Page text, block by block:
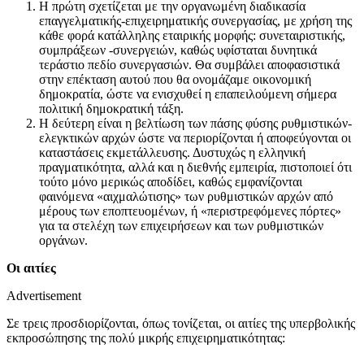
Η πρώτη σχετίζεται με την οργανωμένη διαδικασία
επαγγελματικής-επιχειρηματικής συνεργασίας, με χρήση της
κάθε φορά κατάλληλης εταιρικής μορφής: συνεταιριστικής,
συμπράξεων -συνεργειών, καθώς υφίσταται δυνητικά
τεράστιο πεδίο συνεργασιών. Θα συμβάλει αποφασιστικά
στην επέκταση αυτού που θα ονομάζαμε οικονομική
δημοκρατία, ώστε να ενισχυθεί η επαπειλούμενη σήμερα
πολιτική δημοκρατική τάξη.
Η δεύτερη είναι η βελτίωση των πάσης φύσης ρυθμιστικών-
ελεγκτικών αρχών ώστε να περιορίζονται ή αποφεύγονται οι
καταστάσεις εκμετάλλευσης. Δυστυχώς η ελληνική
πραγματικότητα, αλλά και η διεθνής εμπειρία, πιστοποιεί ότι
τούτο μόνο μερικώς αποδίδει, καθώς εμφανίζονται
φαινόμενα «αιχμαλώτισης» των ρυθμιστικών αρχών από
μέρους των εποπτευομένων, ή «περιστρεφόμενες πόρτες»
για τα στελέχη των επιχειρήσεων και των ρυθμιστικών
οργάνων.
Οι αιτίες
Advertisement
Σε τρεις προσδιορίζονται, όπως τονίζεται, οι αιτίες της υπερβολικής
εκπροσώπησης της πολύ μικρής επιχειρηματικότητας: